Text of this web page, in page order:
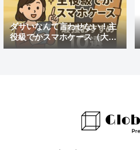
ダサいなんて言わせない！主
役級でかスマホケース（大き
めの）最強おすすめ10選